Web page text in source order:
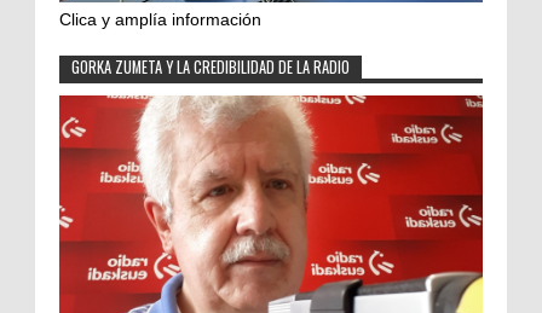
Clica y amplía información
GORKA ZUMETA Y LA CREDIBILIDAD DE LA RADIO